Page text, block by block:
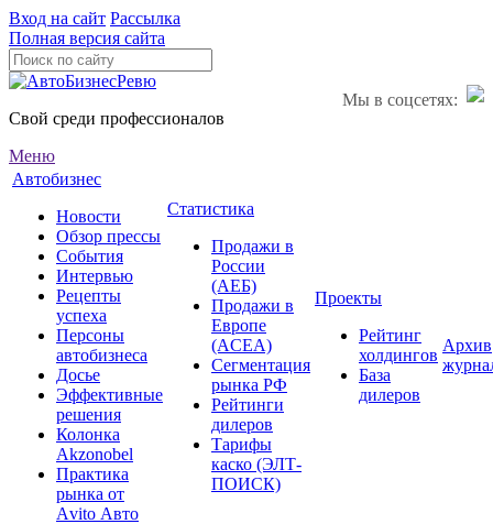
Вход на сайт Рассылка
Полная версия сайта
Мы в соцсетях:
Свой среди профессионалов
Меню
Автобизнес
Новости
Обзор прессы
События
Интервью
Рецепты
успеха
Персоны
автобизнеса
Досье
Эффективные
решения
Колонка
Akzonobel
Практика
рынка от
Аvito Авто
Статистика
Продажи в
России
(АЕБ)
Продажи в
Европе
(ACEA)
Сегментация
рынка РФ
Рейтинги
дилеров
Тарифы
каско (ЭЛТ-
ПОИСК)
Проекты
Рейтинг
холдингов
База
дилеров
Архив